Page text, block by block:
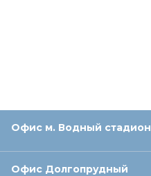
Офис м. Водный стадион
Офис Долгопрудный